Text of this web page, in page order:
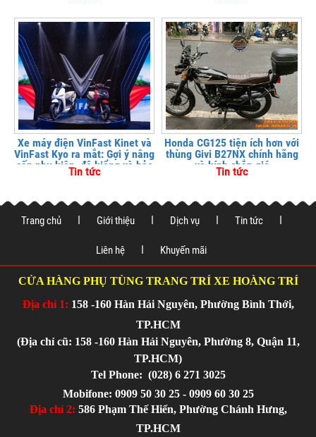
Xe máy điện VinFast Kinet và
VinFast Kyo ra mắt: Gợi ý nâng
cấp phụ kiện, độ kiểng và bảo
vệ xe tại
Tin tức
Honda CG125 tiện ích hơn với
thùng Givi B27NX chính hãng
và kính chắn gió
Tin tức
Trang chủ Giới thiệu Dịch vụ Tin tức
Liên hệ Khuyến mãi
CỬA HÀNG PHỤ TÙNG TRANG TRÍ XE HOÀNG TRÍ
Địa chỉ 1: 158 -160 Hàn Hải Nguyên, Phường Bình Thới,
TP.HCM
(Địa chỉ cũ: 158 -160 Hàn Hải Nguyên, Phường 8, Quận 11,
TP.HCM)
Tel Phone: (028) 6 271 3025
Mobifone: 0909 50 30 25 - 0909 60 30 25
Địa chỉ 2: 586 Phạm Thế Hiển, Phường Chánh Hưng,
TP.HCM